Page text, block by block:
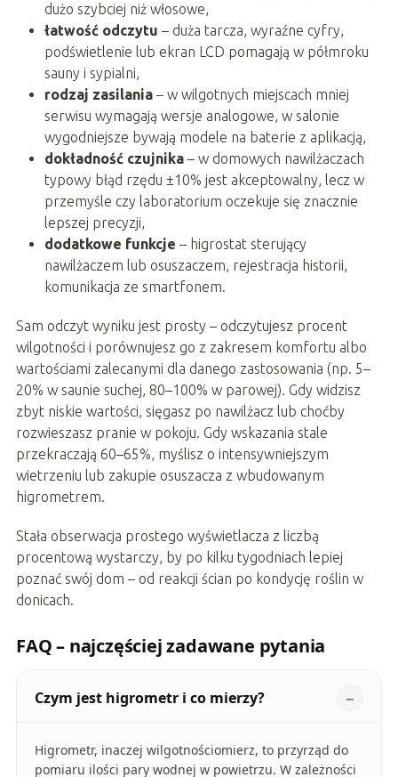
dużo szybciej niż włosowe,
łatwość odczytu – duża tarcza, wyraźne cyfry,
podświetlenie lub ekran LCD pomagają w półmroku
sauny i sypialni,
rodzaj zasilania– w wilgotnych miejscach mniej
serwisu wymagają wersje analogowe, w salonie
wygodniejsze bywają modele na baterie z aplikacją,
dokładność czujnika– w domowych nawilżaczach
typowy błąd rzędu ±10% jest akceptowalny, lecz w
przemyśle czy laboratorium oczekuje się znacznie
lepszej precyzji,
dodatkowe funkcje – higrostat sterujący
nawilżaczem lub osuszaczem, rejestracja historii,
komunikacja ze smartfonem.
Sam odczyt wyniku jest prosty – odczytujesz procent
wilgotności i porównujesz go z zakresem komfortu albo
wartościami zalecanymi dla danego zastosowania (np. 5–
20% w saunie suchej, 80–100% w parowej). Gdy widzisz
zbyt niskie wartości, sięgasz po nawilżacz lub choćby
rozwieszasz pranie w pokoju. Gdy wskazania stale
przekraczają 60–65%, myślisz o intensywniejszym
wietrzeniu lub zakupie osuszacza z wbudowanym
higrometrem.
Stała obserwacja prostego wyświetlacza z liczbą
procentową wystarczy, by po kilku tygodniach lepiej
poznać swój dom – od reakcji ścian po kondycję roślin w
donicach.
FAQ – najczęściej zadawane pytania
Czym jest higrometr i co mierzy?
Higrometr, inaczej wilgotnościomierz, to przyrząd do
pomiaru ilości pary wodnej w powietrzu. W zależności